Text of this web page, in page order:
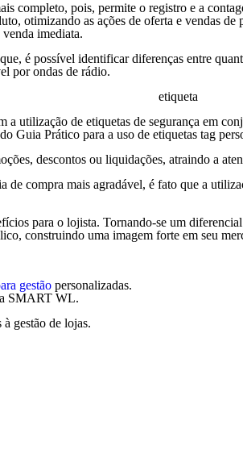
completo, pois, permite o registro e a
otimizando as ações de oferta e vendas
venda imediata.
é possível identificar diferenças entre
por ondas de rádio.
utilização de etiquetas de segurança em
Guia Prático para a uso de etiquetas tag
descontos ou liquidações, atraindo a
compra mais agradável, é fato que a
para o lojista. Tornando-se um
construindo uma imagem forte em seu
gestão personalizadas.
SMART WL.
gestão de lojas.